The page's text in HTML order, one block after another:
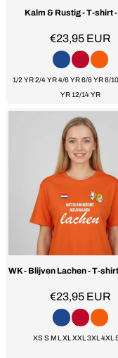
Kalm & Rustig - T-shirt
€23,95 EUR
1/2 YR 2/4 YR 4/6 YR 6/8 YR 8/
YR 12/14 YR
WK - Blijven Lachen - T-
€23,95 EUR
XS S M L XL XXL 3XL 4XL